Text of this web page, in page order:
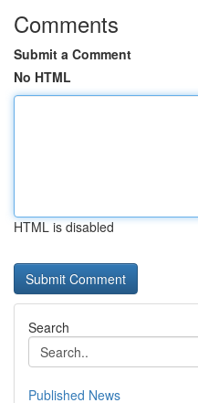
Comments
Submit a Comment
No HTML
HTML is disabled
Search
Published News